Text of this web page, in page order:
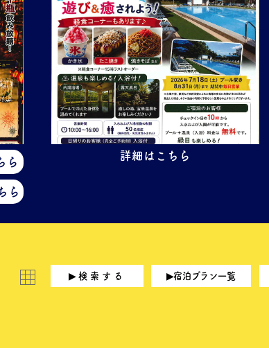
ら
ら
詳細はこちら
▶宿泊プラン一覧